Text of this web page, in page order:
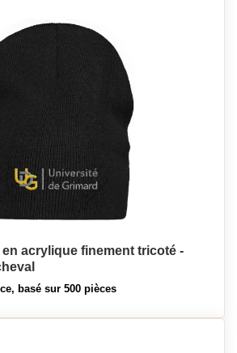
acrylique finement tricoté -
basé sur 500 pièces